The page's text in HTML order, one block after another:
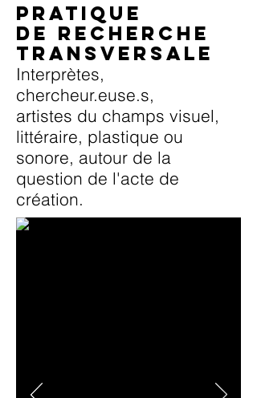
PRATIQUE
de recherche
transversale
Interprètes,
chercheur.euse.s,
artistes du champs visuel,
littéraire, plastique ou
sonore, autour de la
question de l'acte de
création.